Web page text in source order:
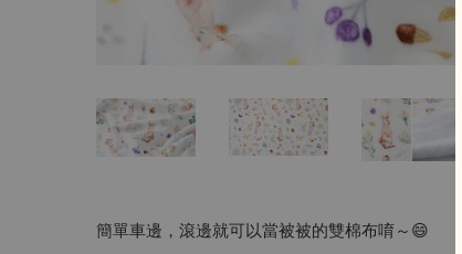
簡單車邊，滾邊就可以當被被的雙棉布唷～😄